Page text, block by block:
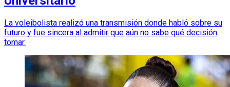
La voleibolista realizó una transmisión donde habló sobre su
futuro y fue sincera al admitir que aún no sabe qué decisión
tomar.